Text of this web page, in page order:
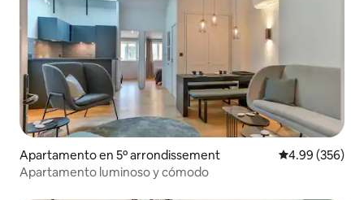
Apartamento en 5º arrondissement Calificación
4.99 (356)
Apartamento luminoso y cómodo